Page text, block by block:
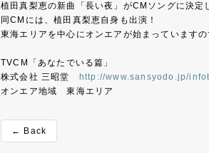
植田真梨恵の新曲「長い夜」がCMソングに決定
同CMには、植田真梨恵自身も出演！
東海エリアを中心にオンエアが始まっています
TVCM「あなたでいる篇」
株式会社 三昭堂
http://www.sansyodo.jp/
オンエア地域 東海エリア
← Back